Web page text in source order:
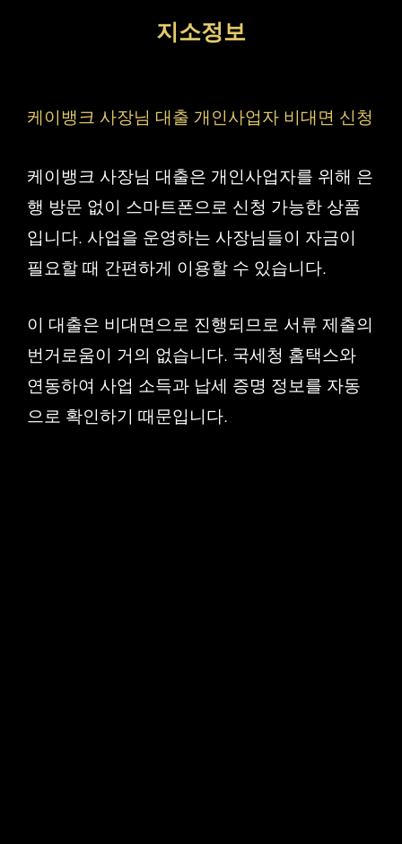
지소정보
케이뱅크 사장님 대출 개인사업자 비대면 신청
케이뱅크 사장님 대출은 개인사업자를 위해 은
행 방문 없이 스마트폰으로 신청 가능한 상품
입니다. 사업을 운영하는 사장님들이 자금이
필요할 때 간편하게 이용할 수 있습니다.
이 대출은 비대면으로 진행되므로 서류 제출의
번거로움이 거의 없습니다. 국세청 홈택스와
연동하여 사업 소득과 납세 증명 정보를 자동
으로 확인하기 때문입니다.